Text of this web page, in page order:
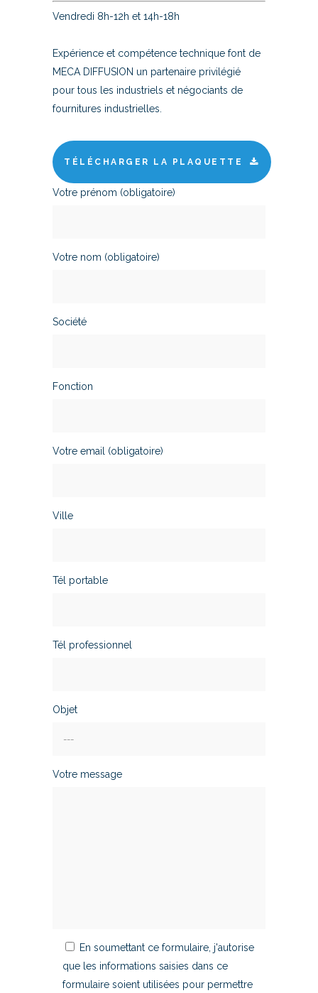
Vendredi 8h-12h et 14h-18h
Expérience et compétence technique font de
MECA DIFFUSION un partenaire privilégié
pour tous les industriels et négociants de
fournitures industrielles.
TÉLÉCHARGER LA PLAQUETTE
Votre prénom (obligatoire)
Votre nom (obligatoire)
Société
Fonction
Votre email (obligatoire)
Ville
Tél portable
Tél professionnel
Objet
Votre message
En soumettant ce formulaire, j'autorise
que les informations saisies dans ce
formulaire soient utilisées pour permettre